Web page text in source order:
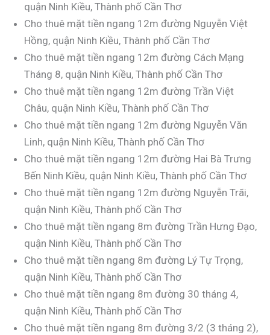
quận Ninh Kiều, Thành phố Cần Thơ
Cho thuê mặt tiền ngang 12m đường Nguyễn Việt
Hồng, quận Ninh Kiều, Thành phố Cần Thơ
Cho thuê mặt tiền ngang 12m đường Cách Mạng
Tháng 8, quận Ninh Kiều, Thành phố Cần Thơ
Cho thuê mặt tiền ngang 12m đường Trần Việt
Châu, quận Ninh Kiều, Thành phố Cần Thơ
Cho thuê mặt tiền ngang 12m đường Nguyễn Văn
Linh, quận Ninh Kiều, Thành phố Cần Thơ
Cho thuê mặt tiền ngang 12m đường Hai Bà Trưng
Bến Ninh Kiều, quận Ninh Kiều, Thành phố Cần Thơ
Cho thuê mặt tiền ngang 12m đường Nguyễn Trãi,
quận Ninh Kiều, Thành phố Cần Thơ
Cho thuê mặt tiền ngang 8m đường Trần Hưng Đạo,
quận Ninh Kiều, Thành phố Cần Thơ
Cho thuê mặt tiền ngang 8m đường Lý Tự Trọng,
quận Ninh Kiều, Thành phố Cần Thơ
Cho thuê mặt tiền ngang 8m đường 30 tháng 4,
quận Ninh Kiều, Thành phố Cần Thơ
Cho thuê mặt tiền ngang 8m đường 3/2 (3 tháng 2),